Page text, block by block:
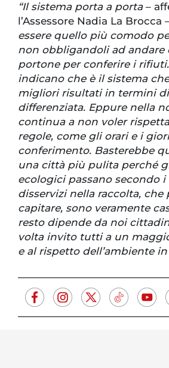
“Il sistema porta a porta –
l’Assessore Nadia La Brocca
essere quello più comodo
non obbligandoli ad andare
portone per conferire i
indicano che è il sistema
migliori risultati in termini
differenziata. Eppure nella
continua a non voler
regole, come gli orari e i
conferimento. Basterebbe
una città più pulita perché
ecologici passano secondo
disservizi nella raccolta, che
capitare, sono veramente
resto dipende da noi
volta invito tutti a un
e al rispetto dell’ambiente